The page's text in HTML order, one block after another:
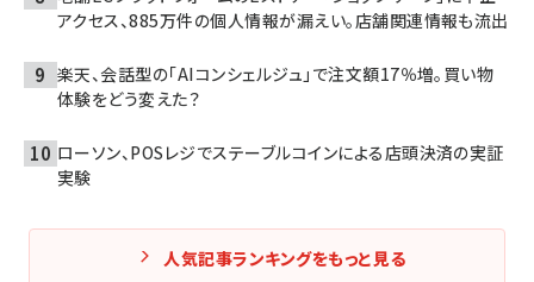
アクセス、885万件の個人情報が漏えい。店舗関連情報も流出
楽天、会話型の「AIコンシェルジュ」で注文額17％増。買い物
体験をどう変えた？
ローソン、POSレジでステーブルコインによる店頭決済の実証
実験
人気記事ランキングをもっと見る